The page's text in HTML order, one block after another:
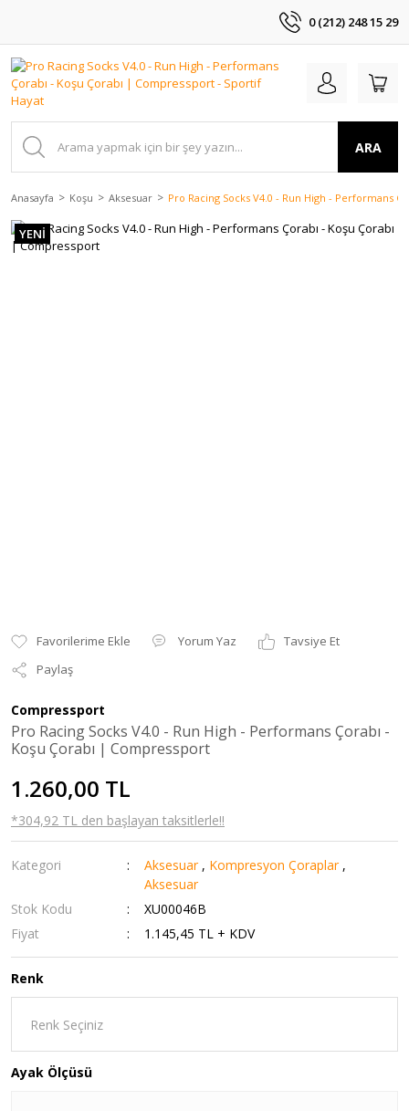
0 (212) 248 15 29
ARA
Anasayfa Koşu Aksesuar Pro Racing Socks V4.0 - Run High - Performans
YENİ
Yorum Yaz
Tavsiye Et
Paylaş
Compressport
Pro Racing Socks V4.0 - Run High - Performans Çorabı -
Koşu Çorabı | Compressport
1.260,00 TL
*304,92 TL den başlayan taksitlerle!!
Kategori Aksesuar , Kompresyon Çoraplar ,
Aksesuar
Stok Kodu
XU00046B
Fiyat
1.145,45 TL + KDV
Renk
Ayak Ölçüsü